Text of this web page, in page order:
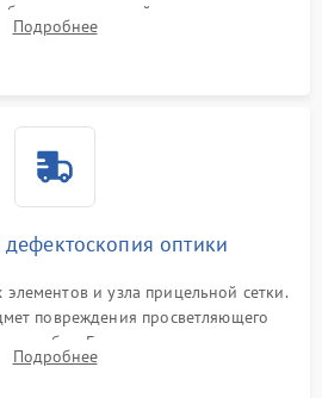
соединений, пружин и
Поиск причин люфта, смещения
Подробнее
оптики
элементов и узла прицельной сетки.
повреждения просветляющего
грибка. Бережная очистка стекол
целостности гравированной
Подробнее